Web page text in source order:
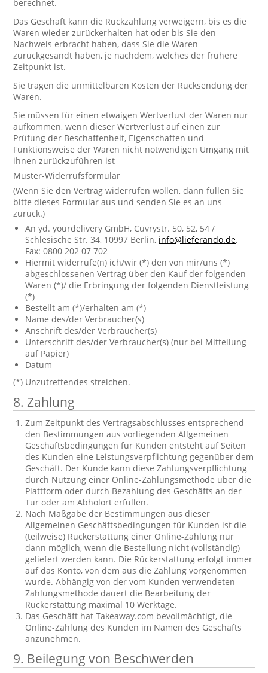
berechnet.
Das Geschäft kann die Rückzahlung verweigern, bis es die
Waren wieder zurückerhalten hat oder bis Sie den
Nachweis erbracht haben, dass Sie die Waren
zurückgesandt haben, je nachdem, welches der frühere
Zeitpunkt ist.
Sie tragen die unmittelbaren Kosten der Rücksendung der
Waren.
Sie müssen für einen etwaigen Wertverlust der Waren nur
aufkommen, wenn dieser Wertverlust auf einen zur
Prüfung der Beschaffenheit, Eigenschaften und
Funktionsweise der Waren nicht notwendigen Umgang mit
ihnen zurückzuführen ist
Muster-Widerrufsformular
(Wenn Sie den Vertrag widerrufen wollen, dann füllen Sie
bitte dieses Formular aus und senden Sie es an uns
zurück.)
An yd. yourdelivery GmbH, Cuvrystr. 50, 52, 54 /
Schlesische Str. 34, 10997 Berlin, info@lieferando.de,
Fax: 0800 202 07 702
Hiermit widerrufe(n) ich/wir (*) den von mir/uns (*)
abgeschlossenen Vertrag über den Kauf der folgenden
Waren (*)/ die Erbringung der folgenden Dienstleistung
(*)
Bestellt am (*)/erhalten am (*)
Name des/der Verbraucher(s)
Anschrift des/der Verbraucher(s)
Unterschrift des/der Verbraucher(s) (nur bei Mitteilung
auf Papier)
Datum
(*) Unzutreffendes streichen.
8. Zahlung
Zum Zeitpunkt des Vertragsabschlusses entsprechend
den Bestimmungen aus vorliegenden Allgemeinen
Geschäftsbedingungen für Kunden entsteht auf Seiten
des Kunden eine Leistungsverpflichtung gegenüber dem
Geschäft. Der Kunde kann diese Zahlungsverpflichtung
durch Nutzung einer Online-Zahlungsmethode über die
Plattform oder durch Bezahlung des Geschäfts an der
Tür oder am Abholort erfüllen.
Nach Maßgabe der Bestimmungen aus dieser
Allgemeinen Geschäftsbedingungen für Kunden ist die
(teilweise) Rückerstattung einer Online-Zahlung nur
dann möglich, wenn die Bestellung nicht (vollständig)
geliefert werden kann. Die Rückerstattung erfolgt immer
auf das Konto, von dem aus die Zahlung vorgenommen
wurde. Abhängig von der vom Kunden verwendeten
Zahlungsmethode dauert die Bearbeitung der
Rückerstattung maximal 10 Werktage.
Das Geschäft hat Takeaway.com bevollmächtigt, die
Online-Zahlung des Kunden im Namen des Geschäfts
anzunehmen.
9. Beilegung von Beschwerden